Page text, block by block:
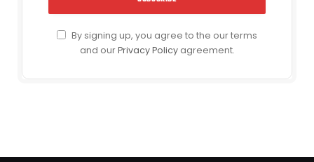
By signing up, you agree to the our terms
and ourPrivacy Policyagreement.